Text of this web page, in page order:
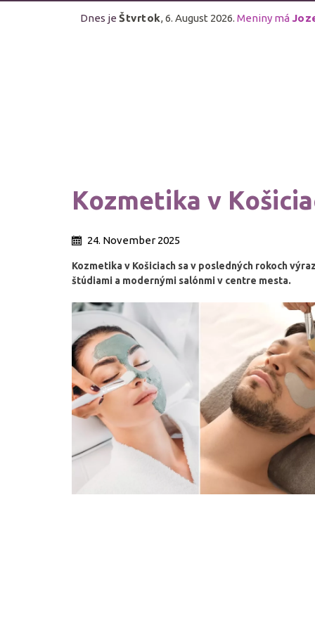
Dnes je Štvrtok, 6. August 2026. Meniny má
Kozmetika v
24. November 2025
Kozmetika v Košiciach sa v posledných rokoch
štúdiami a modernými salónmi v centre mesta.